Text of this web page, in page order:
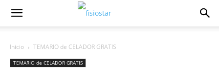
Inicio TEMARIO de CELADOR GRATIS
TEMARIO de CELADOR GRATIS